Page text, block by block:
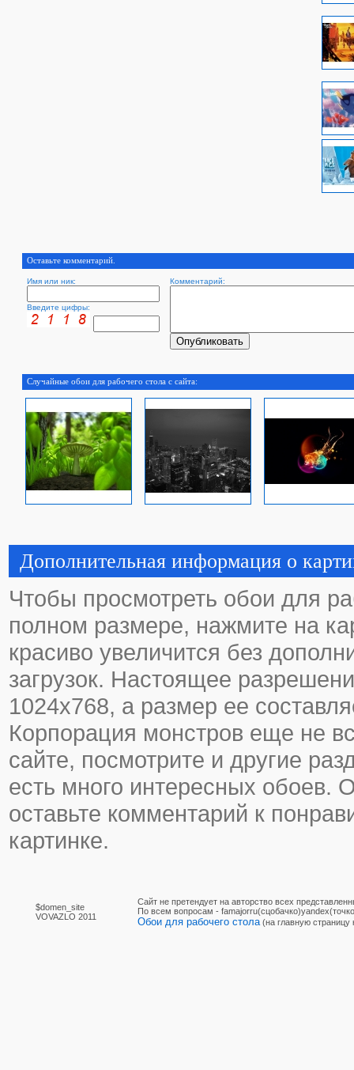
Оставьте комментарий.
Имя или ник: Комментарий:
Введите цифры:
Случайные обои для рабочего стола с сайта:
Дополнительная информация о
Чтобы просмотреть обои для
полном размере, нажмите на
красиво увеличится без
загрузок. Настоящее
1024х768, а размер ее
Корпорация монстров еще не
сайте, посмотрите и другие
есть много интересных обоев.
оставьте комментарий к
картинке.
$domen_site
VOVAZLO 2011
Сайт не претендует на авторство всех
По вcем вопросам -
Обои для рабочего стола (на главную страницу